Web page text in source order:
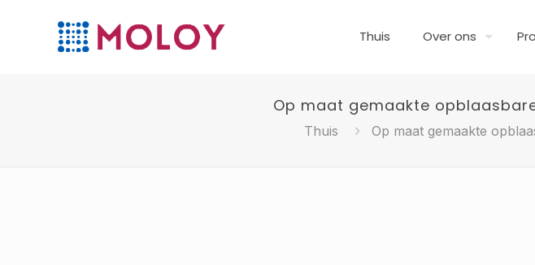
Thuis Over ons
Op maat gemaakte
Thuis Op maat gemaakte